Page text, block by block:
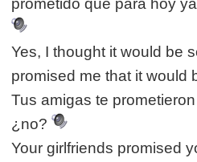
Yes, I thought it would be
promised me that it would
Tus amigas te
¿no?
Your girlfriends promised